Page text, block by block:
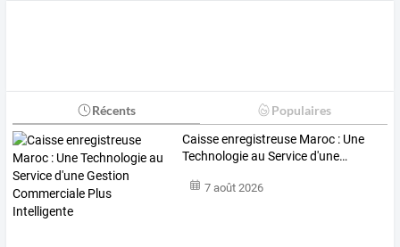
Récents Populaires
Caisseenregistreuse Maroc : Une
Technologieau Serviced'une…
7 août 2026